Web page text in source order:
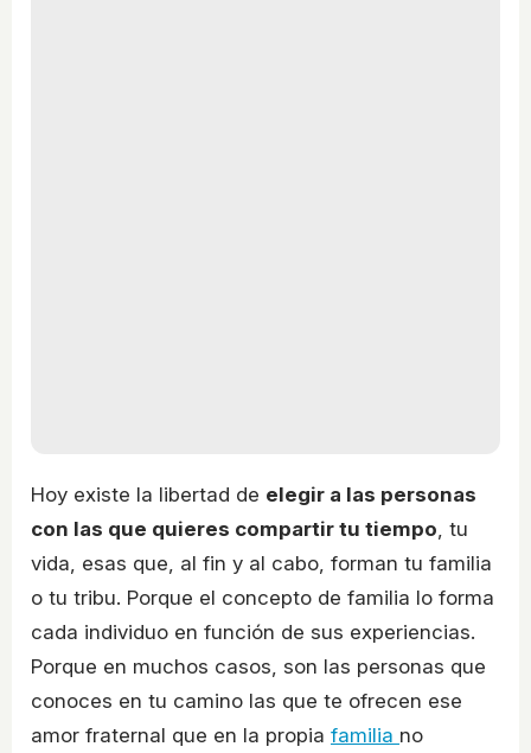
Hoy existe la libertad de elegir a las personas
con las que quieres compartir tu tiempo , tu
vida, esas que, al fin y al cabo, forman tu familia
o tu tribu. Porque el concepto de familia lo forma
cada individuo en función de sus experiencias.
Porque en muchos casos, son las personas que
conoces en tu camino las que te ofrecen ese
amor fraternal que en la propia familia no